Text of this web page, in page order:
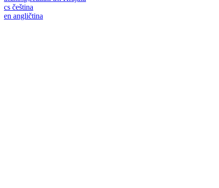
cs čeština
en angličtina